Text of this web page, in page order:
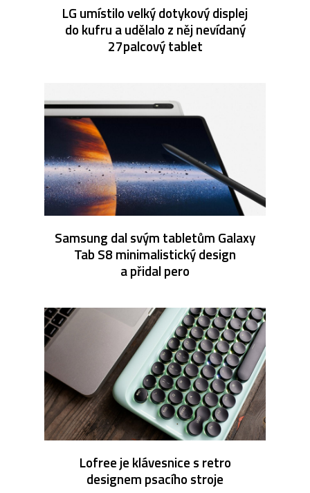
LG umístilo velký dotykový displej
do kufru a udělalo z něj nevídaný
27palcový tablet
Samsung dal svým tabletům Galaxy
Tab S8 minimalistický design
a přidal pero
Lofree je klávesnice s retro
designem psacího stroje